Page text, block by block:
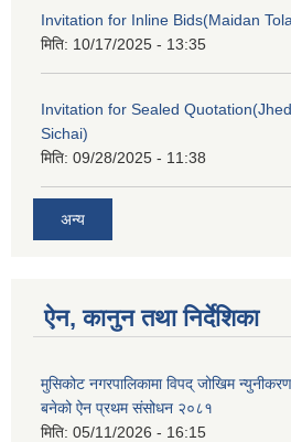
Invitation for Inline Bids(Maidan
मिति: 10/17/2025 - 13:35
Invitation for Sealed
Sichai)
मिति: 09/28/2025 - 11:38
अन्य
ऐन, कानुन तथा निर्देशिका
मुसिकोट नगरपालिकामा विपद् जोखिम
बनेको ऐन प्रथम संसोधन २०८१
मिति: 05/11/2026 - 16:15